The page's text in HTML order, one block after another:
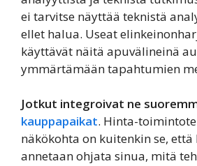
ei tarvitse näyttää teknistä
ellet halua. Useat
käyttävät näitä apuvälineinä
ymmärtämään tapahtumien
Jotkut integroivat ne
kauppapaikat. Hinta-
näkökohta on kuitenkin se,
annetaan ohjata sinua, mitä